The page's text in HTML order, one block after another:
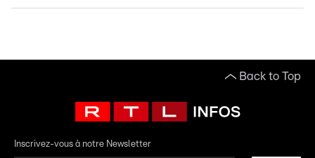
Back to Top
Inscrivez-vous à notre Newsletter